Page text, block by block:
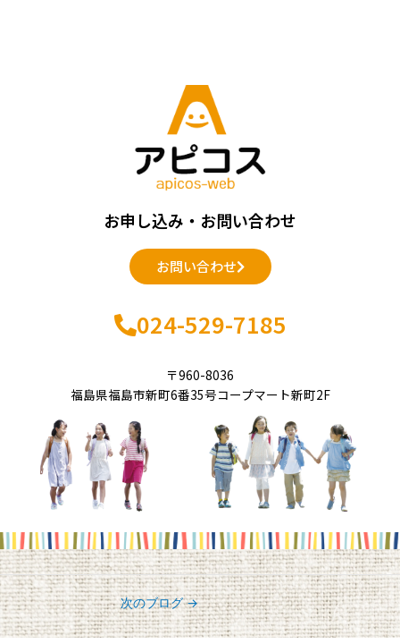
お申し込み・お問い合わせ
お問い合わせ
024-529-7185
〒960-8036
福島県福島市新町6番35号コープマート新町2F
次のブログ→